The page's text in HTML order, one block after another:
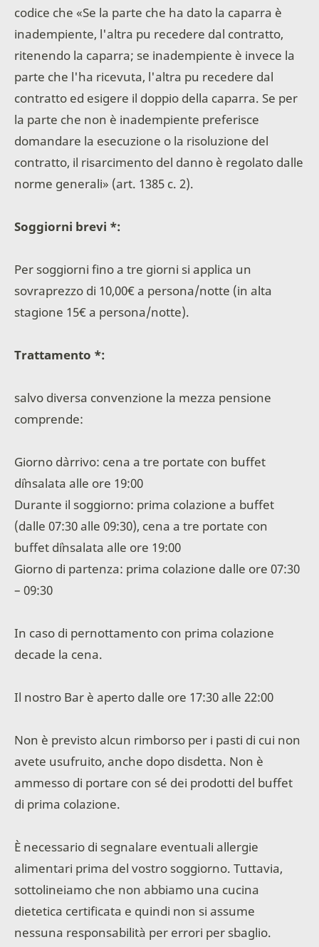
codice che «Se la parte che ha dato la caparra è
inadempiente, l'altra pu recedere dal contratto,
ritenendo la caparra; se inadempiente è invece la
parte che l'ha ricevuta, l'altra pu recedere dal
contratto ed esigere il doppio della caparra. Se per
la parte che non è inadempiente preferisce
domandare la esecuzione o la risoluzione del
contratto, il risarcimento del danno è regolato dalle
norme generali» (art. 1385 c. 2).
Soggiorni brevi *:
Per soggiorni fino a tre giorni si applica un
sovraprezzo di 10,00€ a persona/notte (in alta
stagione 15€ a persona/notte).
Trattamento *:
salvo diversa convenzione la mezza pensione
comprende:
Giorno d`arrivo: cena a tre portate con buffet
d`insalata alle ore 19:00
Durante il soggiorno: prima colazione a buffet
(dalle 07:30 alle 09:30), cena a tre portate con
buffet d`insalata alle ore 19:00
Giorno di partenza: prima colazione dalle ore 07:30
– 09:30
In caso di pernottamento con prima colazione
decade la cena.
Il nostro Bar è aperto dalle ore 17:30 alle 22:00
Non è previsto alcun rimborso per i pasti di cui non
avete usufruito, anche dopo disdetta. Non è
ammesso di portare con sé dei prodotti del buffet
di prima colazione.
È necessario di segnalare eventuali allergie
alimentari prima del vostro soggiorno. Tuttavia,
sottolineiamo che non abbiamo una cucina
dietetica certificata e quindi non si assume
nessuna responsabilità per errori per sbaglio.